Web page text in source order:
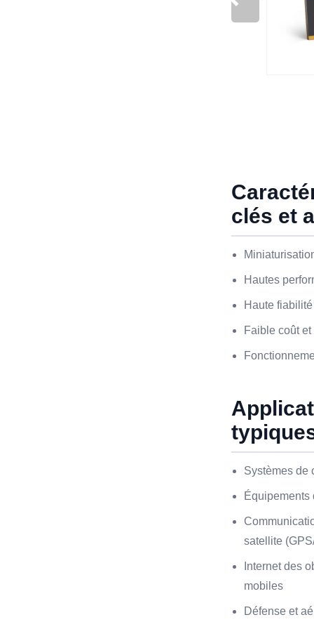
clés et
Hautes
Haute
Faible coût
Systèmes de
Équipements
satellite
Internet des
mobiles
Défense et